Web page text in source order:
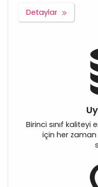
Detaylar
Birinci sınıf kaliteyi
için her